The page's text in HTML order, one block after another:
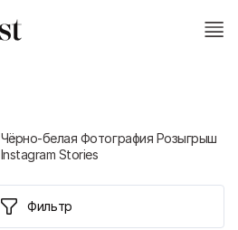
Чёрно-белая Фотография Розыгрыш
Instagram Stories
Фильтр